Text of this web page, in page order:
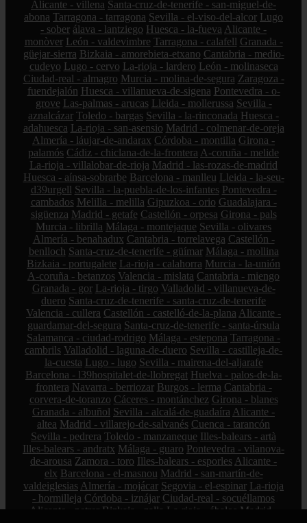
Alicante - villena Santa-cruz-de-tenerife - san-miguel-de-
abona Tarragona - tarragona Sevilla - el-viso-del-alcor Lugo
- sober álava - lantziego Huesca - la-fueva Alicante -
monòver León - valdevimbre Tarragona - calafell Granada -
güejar-sierra Bizkaia - amorebieta-etxano Cantabria - medio-
cudeyo Lugo - cervo La-rioja - lardero León - molinaseca
Ciudad-real - almagro Murcia - molina-de-segura Zaragoza -
fuendejalón Huesca - villanueva-de-sigena Pontevedra - o-
grove Las-palmas - arucas Lleida - mollerussa Sevilla -
aznalcázar Toledo - bargas Sevilla - la-rinconada Huesca -
adahuesca La-rioja - san-asensio Madrid - colmenar-de-oreja
Almería - láujar-de-andarax Córdoba - montilla Girona -
palamós Cádiz - chiclana-de-la-frontera A-coruña - melide
La-rioja - villalobar-de-rioja Madrid - las-rozas-de-madrid
Huesca - aínsa-sobrarbe Barcelona - manlleu Lleida - la-seu-
d39urgell Sevilla - la-puebla-de-los-infantes Pontevedra -
cambados Melilla - melilla Gipuzkoa - orio Guadalajara -
sigüenza Madrid - getafe Castellón - orpesa Girona - pals
Murcia - librilla Málaga - montejaque Sevilla - olivares
Almería - benahadux Cantabria - torrelavega Castellón -
benlloch Santa-cruz-de-tenerife - güímar Málaga - mollina
Bizkaia - portugalete La-rioja - calahorra Murcia - la-unión
A-coruña - betanzos Valencia - mislata Cantabria - miengo
Granada - gor La-rioja - tirgo Valladolid - villanueva-de-
duero Santa-cruz-de-tenerife - santa-cruz-de-tenerife
Valencia - cullera Castellón - castelló-de-la-plana Alicante -
guardamar-del-segura Santa-cruz-de-tenerife - santa-úrsula
Salamanca - ciudad-rodrigo Málaga - estepona Tarragona -
cambrils Valladolid - laguna-de-duero Sevilla - castilleja-de-
la-cuesta Lugo - lugo Sevilla - mairena-del-aljarafe
Barcelona - l39hospitalet-de-llobregat Huelva - palos-de-la-
frontera Navarra - berriozar Burgos - lerma Cantabria -
corvera-de-toranzo Cáceres - montánchez Girona - blanes
Granada - albuñol Sevilla - alcalá-de-guadaíra Alicante -
altea Madrid - villarejo-de-salvanés Cuenca - tarancón
Sevilla - pedrera Toledo - manzaneque Illes-balears - artà
Illes-balears - andratx Málaga - guaro Pontevedra - vilanova-
de-arousa Zamora - toro Illes-balears - esporles Alicante -
elx Barcelona - el-masnou Madrid - san-martín-de-
valdeiglesias Almería - mojácar Segovia - el-espinar La-rioja
- hormilleja Córdoba - iznájar Ciudad-real - socuéllamos
Alicante - petrer Bizkaia - zalla La-rioja - ábalos Madrid -